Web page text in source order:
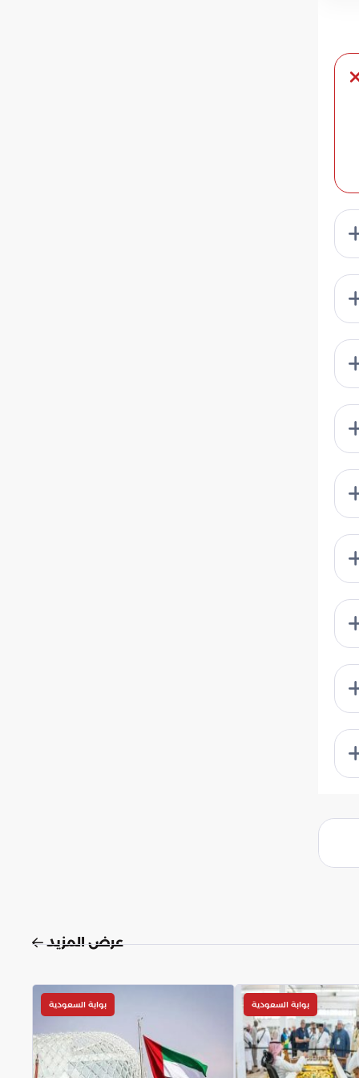
عرض المزيد
بوابة السعودية بوابة السعودية